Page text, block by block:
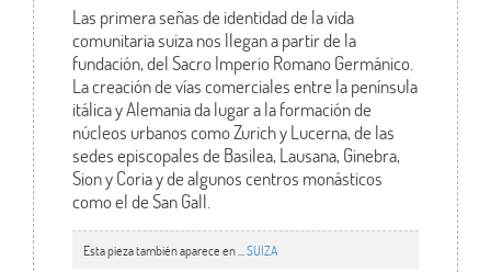
Las primera señas de identidad de la vida
comunitaria suiza nos llegan a partir de la
fundación, del Sacro Imperio Romano Germánico.
La creación de vías comerciales entre la península
itálica y Alemania da lugar a la formación de
núcleos urbanos como Zurich y Lucerna, de las
sedes episcopales de Basilea, Lausana, Ginebra,
Sion y Coria y de algunos centros monásticos
como el de San Gall.
Esta pieza también aparece en ... SUIZA